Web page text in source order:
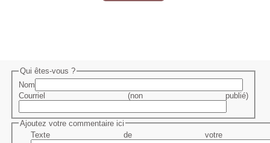
Qui êtes-vous ?
Nom
Courriel (non publié)
Ajoutez votre commentaire ici
Texte de votre